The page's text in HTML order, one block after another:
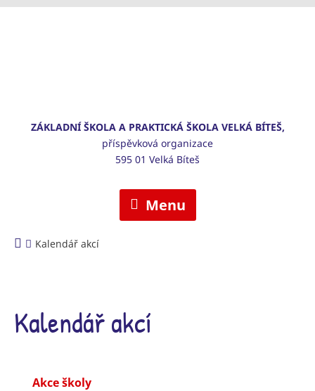
ZÁKLADNÍ ŠKOLA A PRAKTICKÁ ŠKOLA VELKÁ BÍTEŠ,
příspěvková organizace
595 01 Velká Bíteš
Menu
Kalendář akcí
Kalendář akcí
Akce školy